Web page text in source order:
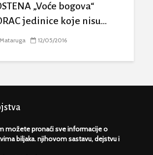
„Voće bogova“
jedinice koje nisu...
12/05/2016
možete pronaći sve informacije o
biljaka. njihovom sastavu, dejstvu i